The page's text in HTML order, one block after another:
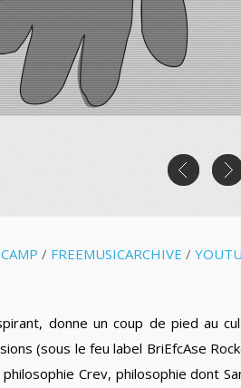
/ FREEMUSICARCHIVE /
donne un coup de pied au
(sous le feu label BriEfcAse
philosophie Crev, philosophie dont